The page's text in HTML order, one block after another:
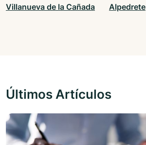
Villanueva de la Cañada Alpedrete
Últimos Artículos